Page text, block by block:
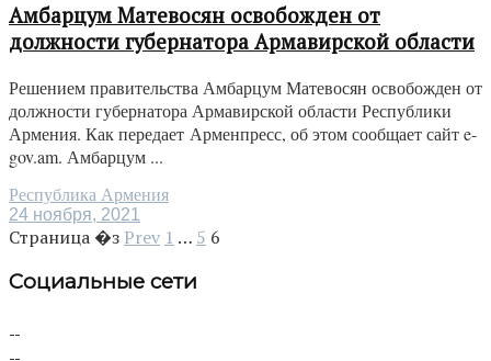
Амбарцум Матевосян освобожден от
должности губернатора Армавирской области
Решением правительства Амбарцум Матевосян освобожден от
должности губернатора Армавирской области Республики
Армения. Как передает Арменпресс, об этом сообщает сайт e-
gov.am. Амбарцум ...
Республика Армения
24 ноября, 2021
Страница �з Prev 1 … 5 6
Социальные сети